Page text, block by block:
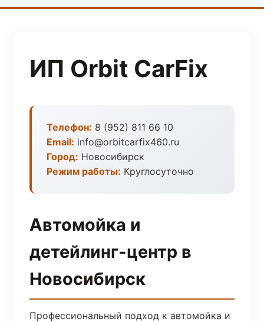
ИП Orbit CarFix
Телефон: 8 (952) 811 66 10
Email: info@orbitcarfix460.ru
Город: Новосибирск
Режим работы: Круглосуточно
Автомойка и
детейлинг-центр в
Новосибирск
Профессиональный подход к автомойка и